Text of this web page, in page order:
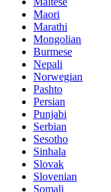
Maori
Marathi
Mongolian
Burmese
Nepali
Norwegian
Pashto
Persian
Punjabi
Serbian
Sesotho
Sinhala
Slovak
Slovenian
Somali